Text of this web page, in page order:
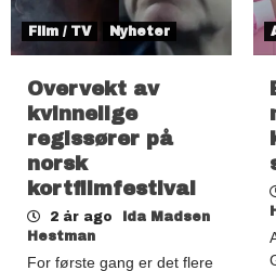
Film / TV Nyheter
Overvekt av
kvinnelige
regissører på
norsk
kortfilmfestival
2 år ago
Ida Madsen
Hestman
For første gang er det flere